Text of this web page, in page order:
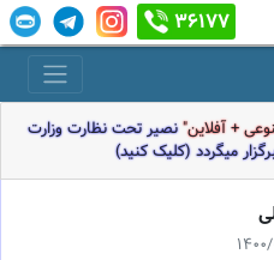
36177
+ آفلاین"نصیر تحت نظارت وزارت
میگردد (کلیک کنید)